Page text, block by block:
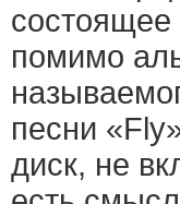
состоящее
помимо
песни
диск, не